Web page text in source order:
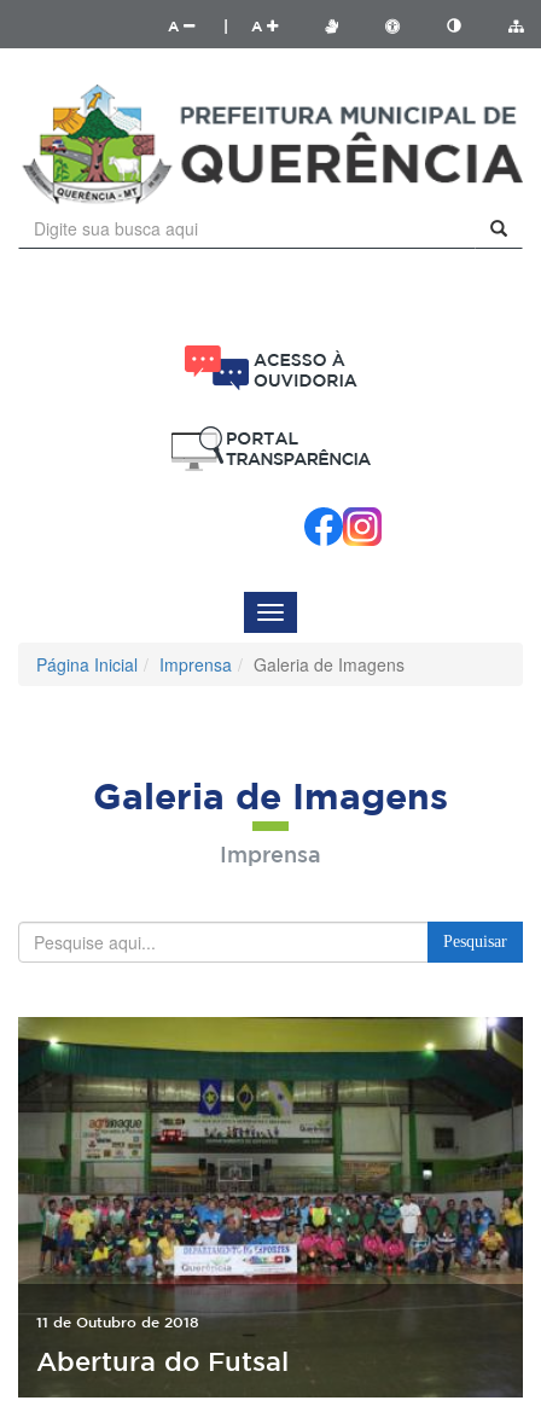
A A
Menu
de
Navegação
Página Inicial Imprensa Galeria de Imagens
Galeria de Imagens
Imprensa
Pesquisar
11 de Outubro de 2018
Abertura do Futsal